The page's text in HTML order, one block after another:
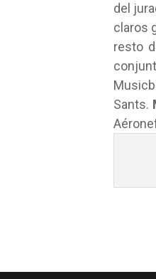
del
claros
resto
Sants.